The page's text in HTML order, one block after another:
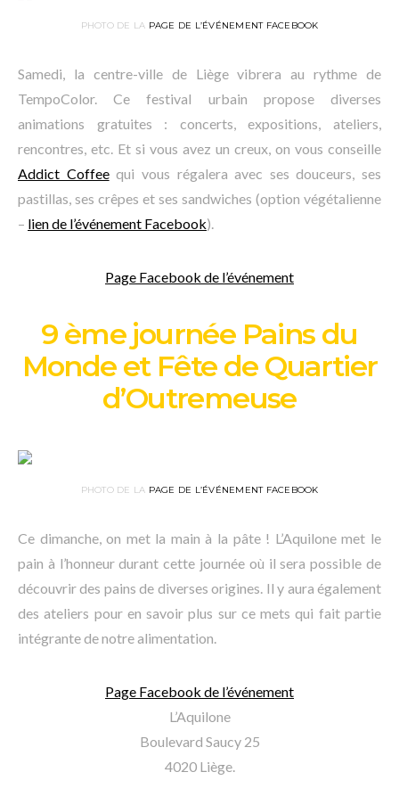
PHOTO DE LA PAGE DE L’ÉVÉNEMENT FACEBOOK
Samedi, la centre-ville de Liège vibrera au rythme de
TempoColor. Ce festival urbain propose diverses
animations gratuites : concerts, expositions, ateliers,
rencontres, etc. Et si vous avez un creux, on vous conseille
Addict Coffeequi vous régalera avec ses douceurs, ses
pastillas, ses crêpes et ses sandwiches (option végétalienne
– lien de l’événement Facebook).
Page Facebook de l’événement
9 ème journée Pains du
Monde et Fête de Quartier
d’Outremeuse
PHOTO DE LA PAGE DE L’ÉVÉNEMENT FACEBOOK
Ce dimanche, on met la main à la pâte ! L’Aquilone met le
pain à l’honneur durant cette journée où il sera possible de
découvrir des pains de diverses origines. Il y aura également
des ateliers pour en savoir plus sur ce mets qui fait partie
intégrante de notre alimentation.
Page Facebook de l’événement
L’Aquilone
Boulevard Saucy 25
4020 Liège.